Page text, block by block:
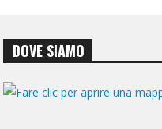
DOVE SIAMO